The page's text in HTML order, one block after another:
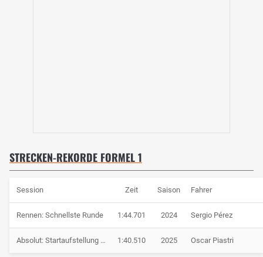
STRECKEN-REKORDE FORMEL 1
Session Zeit Saison Fahrer
Rennen: Schnellste Runde 1:44.701 2024 Sergio Pérez
Absolut: Startaufstellung Sprint 1:40.510 2025 Oscar Piastri